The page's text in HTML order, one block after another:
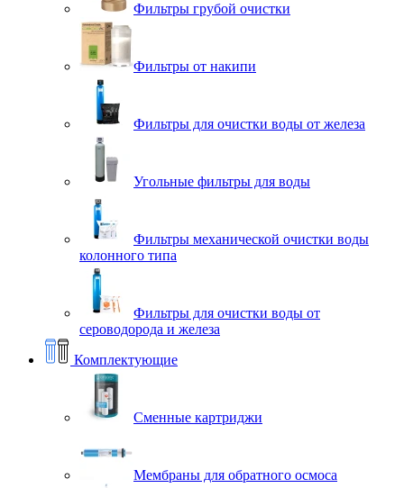
Фильтры грубой очистки
Фильтры от накипи
Фильтры для очистки воды от железа
Угольные фильтры для воды
Фильтры механической очистки воды
колонного типа
Фильтры для очистки воды от
сероводорода и железа
Комплектующие
Сменные картриджи
Мембраны для обратного осмоса